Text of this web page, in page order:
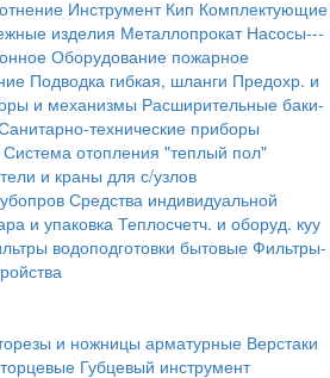
Инструмент Кип Комплектующие
изделия Металлопрокат Насосы---
Оборудование пожарное
Подводка гибкая, шланги Предохр. и
и механизмы Расширительные баки-
технические приборы
Система отопления "теплый пол"
и краны для с/узлов
Средства индивидуальной
и упаковка Теплосчетч. и оборуд. куу
водоподготовки бытовые Фильтры-
и ножницы арматурные Верстаки
Губцевый инструмент